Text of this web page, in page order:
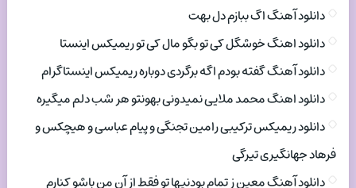
دانلود آهنگ اگ ببازم دل بهت
دانلود اهنگ خوشگل کی تو بگو مال کی تو ریمیکس اینستا
دانلود آهنگ گفته بودم اگه برگردی دوباره ریمیکس اینستاگرام
دانلود اهنگ محمد ملایی نمیدونی بهونتو هر شب دلم میگیره
دانلود ریمیکس ترکیبی رامین تجنگی و پیام عباسی و هیچکس و
فرهاد جهانگیری تیرگی
دانلود آهنگ معین ز تمام بودنیها تو فقط از آن من باشو کنارم